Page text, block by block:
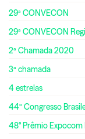
29ª CONVECON
29ª CONVECON
2ª Chamada 2020
3ª chamada
4 estrelas
44º Congresso
48° Prêmio